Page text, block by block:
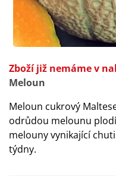
Zboží již nemáme v
Meloun
Meloun cukrový
odrůdou melounu
melouny vynikající
týdny.